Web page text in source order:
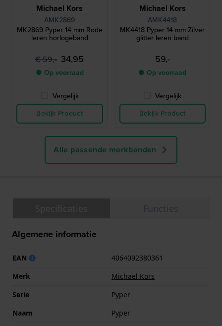
Michael Kors
AMK2869
MK2869 Pyper 14 mm Rode
leren horlogeband
€ 59,- 34,95
● Op voorraad
Vergelijk
Bekijk Product
Michael Kors
AMK4418
MK4418 Pyper 14 mm Zilver
glitter leren band
59,-
● Op voorraad
Vergelijk
Bekijk Product
Alle passende merkbanden
Algemene informatie
EAN
4064092380361
Merk
Michael Kors
Serie
Pyper
Naam
Pyper